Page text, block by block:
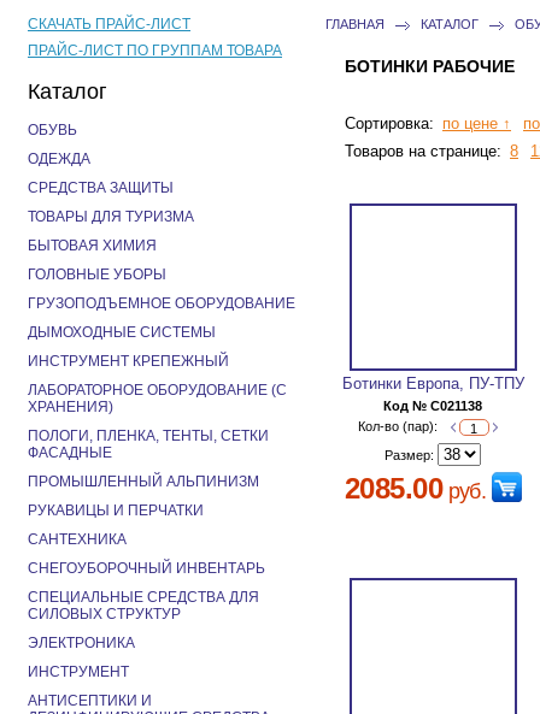
ГЛАВНАЯ КАТАЛОГ
БОТИНКИ РАБОЧИЕ
Сортировка: по цене ↑
Товаров на странице: 8
Ботинки Европа, ПУ-ТПУ
Код № C021138
Кол-во (пар):
Размер:
2085.00руб.
СКАЧАТЬ ПРАЙС-ЛИСТ
ПРАЙС-ЛИСТ ПО ГРУППАМ ТОВАРА
Каталог
ОБУВЬ
ОДЕЖДА
СРЕДСТВА ЗАЩИТЫ
ТОВАРЫ ДЛЯ ТУРИЗМА
БЫТОВАЯ ХИМИЯ
ГОЛОВНЫЕ УБОРЫ
ГРУЗОПОДЪЕМНОЕ ОБОРУДОВАНИЕ
ДЫМОХОДНЫЕ СИСТЕМЫ
ИНСТРУМЕНТ КРЕПЕЖНЫЙ
ЛАБОРАТОРНОЕ ОБОРУДОВАНИЕ (С
ХРАНЕНИЯ)
ПОЛОГИ, ПЛЕНКА, ТЕНТЫ, СЕТКИ
ФАСАДНЫЕ
ПРОМЫШЛЕННЫЙ АЛЬПИНИЗМ
РУКАВИЦЫ И ПЕРЧАТКИ
САНТЕХНИКА
СНЕГОУБОРОЧНЫЙ ИНВЕНТАРЬ
СПЕЦИАЛЬНЫЕ СРЕДСТВА ДЛЯ
СИЛОВЫХ СТРУКТУР
ЭЛЕКТРОНИКА
ИНСТРУМЕНТ
АНТИСЕПТИКИ И